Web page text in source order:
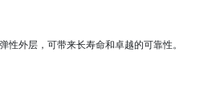
性外层，可带来长寿命和卓越的可靠性。